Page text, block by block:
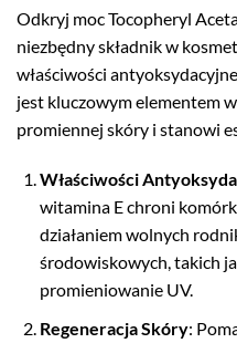
Odkryj moc Tocopheryl
niezbędny składnik w
właściwości
jest kluczowym elementem
promiennej skóry i stanowi
Właściwości
witamina E chroni
działaniem wolnych
środowiskowych, takich
promieniowanie UV.
Regeneracja Skóry: